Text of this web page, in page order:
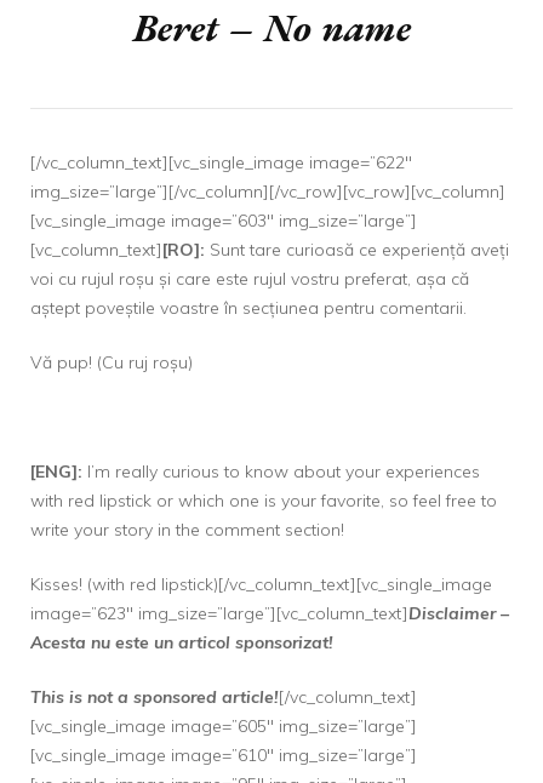
Beret – No name
[/vc_column_text][vc_single_image image=”622″
img_size=”large”][/vc_column][/vc_row][vc_row][vc_column]
[vc_single_image image=”603″ img_size=”large”]
[vc_column_text][RO]: Sunt tare curioasă ce experiență aveți
voi cu rujul roșu și care este rujul vostru preferat, așa că
aștept poveștile voastre în secțiunea pentru comentarii.
Vă pup! (Cu ruj roșu)
[ENG]: I’m really curious to know about your experiences
with red lipstick or which one is your favorite, so feel free to
write your story in the comment section!
Kisses! (with red lipstick)[/vc_column_text][vc_single_image
image=”623″ img_size=”large”][vc_column_text]Disclaimer –
Acesta nu este un articol sponsorizat!
This is not a sponsored article![/vc_column_text]
[vc_single_image image=”605″ img_size=”large”]
[vc_single_image image=”610″ img_size=”large”]